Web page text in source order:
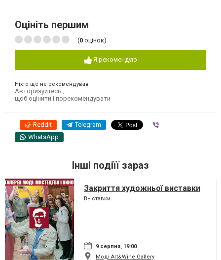
Оцініть першим
(0 оцінок)
Я рекомендую
Ніхто ще не рекомендував
Авторизуйтесь
щоб оцінити і порекомендувати
Reddit Telegram
WhatsApp
Інші подіїї зараз
Закриття художньої виставки
Выставки
9 серпня, 19:00
Моді Art&Wine Gallery